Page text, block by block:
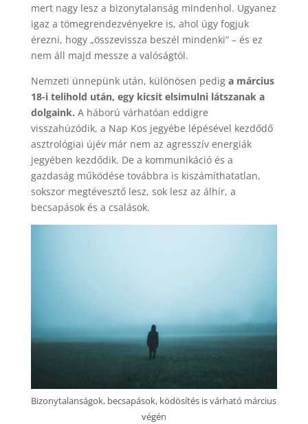
mert nagy lesz a bizonytalanság mindenhol. Ugyanez
igaz a tömegrendezvényekre is, ahol úgy fogjuk
érezni, hogy „összevissza beszél mindenki” – és ez
nem áll majd messze a valóságtól.
Nemzeti ünnepünk után, különösen pedig a március
18-i telihold után, egy kicsit elsimulni látszanak a
dolgaink. A háború várhatóan eddigre
visszahúzódik, a Nap Kos jegyébe lépésével kezdődő
asztrológiai újév már nem az agresszív energiák
jegyében kezdődik. De a kommunikáció és a
gazdaság működése továbbra is kiszámíthatatlan,
sokszor megtévesztő lesz, sok lesz az álhír, a
becsapások és a csalások.
Bizonytalanságok, becsapások, ködösítés is várható március
végén